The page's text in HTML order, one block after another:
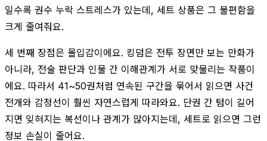
일수록 권수 누락 스트레스가 있는데, 세트 상품은 그 불편함을
크게 줄여줘요.
세 번째 장점은 몰입감이에요. 킹덤은 전투 장면만 보는 만화가
아니라, 전술 판단과 인물 간 이해관계가 서로 맞물리는 작품이
에요. 따라서 41~50권처럼 연속된 구간을 묶어서 읽으면 사건
전개와 감정선이 훨씬 자연스럽게 따라와요. 단권 간 텀이 길어
지면 잊혀지는 복선이나 관계가 많아지는데, 세트로 읽으면 그런
정보 손실이 줄어요.